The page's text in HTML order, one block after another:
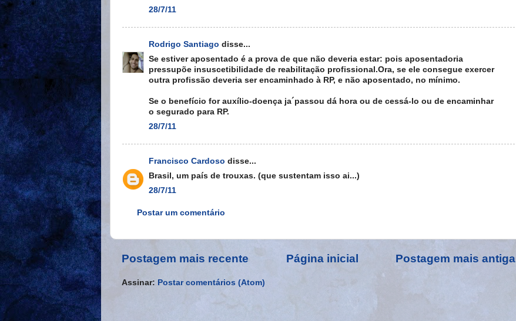
28/7/11
Rodrigo Santiago disse...
Se estiver aposentado é a prova de que não deveria estar: pois aposentadoria
pressupõe insuscetibilidade de reabilitação profissional.Ora, se ele consegue exercer
outra profissão deveria ser encaminhado à RP, e não aposentado, no mínimo.
Se o benefício for auxílio-doença ja´passou dá hora ou de cessá-lo ou de encaminhar
o segurado para RP.
28/7/11
Francisco Cardoso disse...
Brasil, um país de trouxas. (que sustentam isso ai...)
28/7/11
Postar um comentário
Postagem mais recente Postagem mais antiga
Página inicial
Assinar: Postar comentários (Atom)